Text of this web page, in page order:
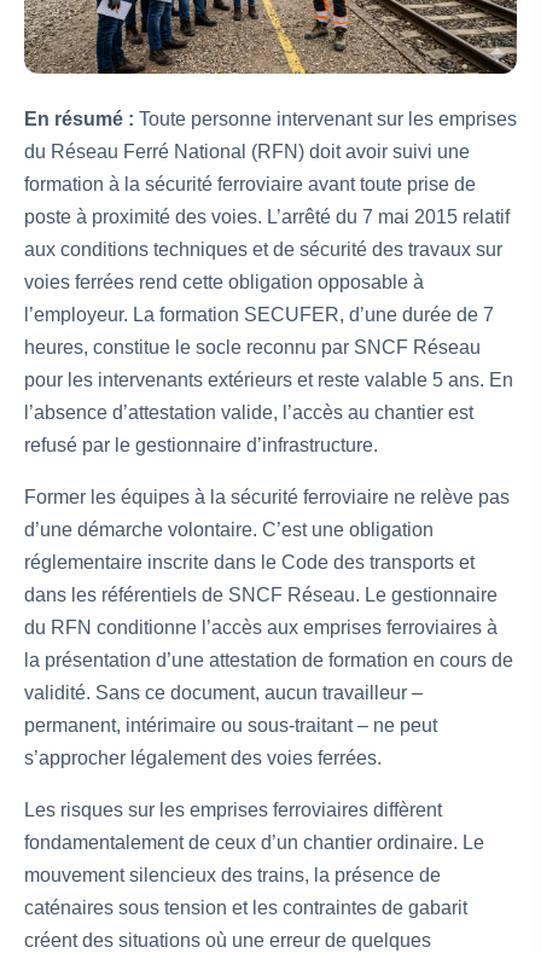
En résumé : Toute personne intervenant sur les emprises
du Réseau Ferré National (RFN) doit avoir suivi une
formation à la sécurité ferroviaire avant toute prise de
poste à proximité des voies. L’arrêté du 7 mai 2015 relatif
aux conditions techniques et de sécurité des travaux sur
voies ferrées rend cette obligation opposable à
l’employeur. La formation SECUFER, d’une durée de 7
heures, constitue le socle reconnu par SNCF Réseau
pour les intervenants extérieurs et reste valable 5 ans. En
l’absence d’attestation valide, l’accès au chantier est
refusé par le gestionnaire d’infrastructure.
Former les équipes à la sécurité ferroviaire ne relève pas
d’une démarche volontaire. C’est une obligation
réglementaire inscrite dans le Code des transports et
dans les référentiels de SNCF Réseau. Le gestionnaire
du RFN conditionne l’accès aux emprises ferroviaires à
la présentation d’une attestation de formation en cours de
validité. Sans ce document, aucun travailleur –
permanent, intérimaire ou sous-traitant – ne peut
s’approcher légalement des voies ferrées.
Les risques sur les emprises ferroviaires diffèrent
fondamentalement de ceux d’un chantier ordinaire. Le
mouvement silencieux des trains, la présence de
caténaires sous tension et les contraintes de gabarit
créent des situations où une erreur de quelques